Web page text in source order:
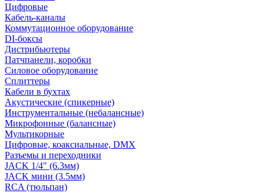
Цифровые
Кабель-каналы
Коммутационное оборудование
DI-боксы
Дистрибьютеры
Патчпанели, коробки
Силовое оборудование
Сплиттеры
Кабели в бухтах
Акустические (спикерные)
Инструментальные (небалансные)
Микрофонные (балансные)
Мультикорные
Цифровые, коаксиальные, DMX
Разъемы и переходники
JACK 1/4" (6.3мм)
JACK мини (3.5мм)
RCA (тюльпан)